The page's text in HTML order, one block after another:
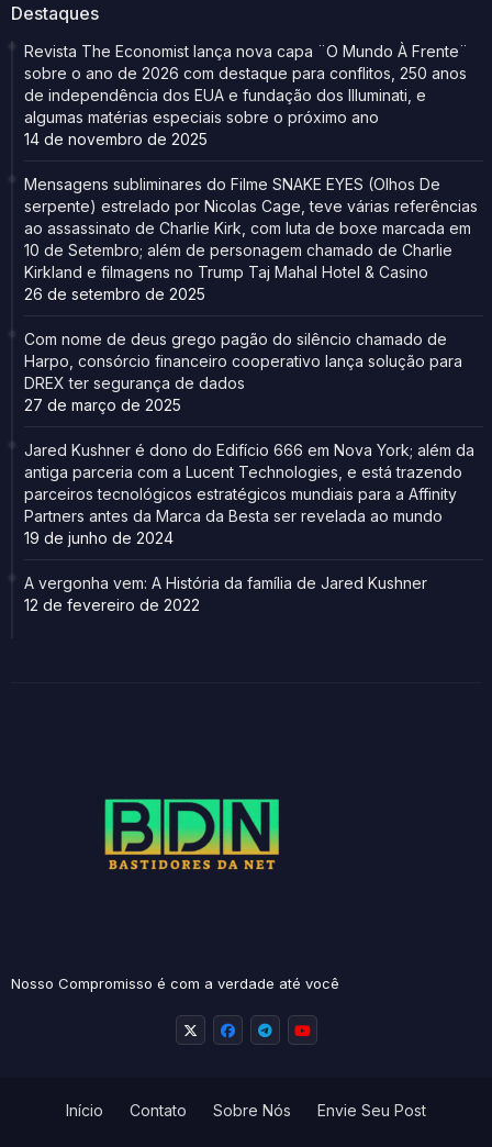
Destaques
Revista The Economist lança nova capa ¨O Mundo À Frente¨
sobre o ano de 2026 com destaque para conflitos, 250 anos
de independência dos EUA e fundação dos Illuminati, e
algumas matérias especiais sobre o próximo ano
14 de novembro de 2025
Mensagens subliminares do Filme SNAKE EYES (Olhos De
serpente) estrelado por Nicolas Cage, teve várias referências
ao assassinato de Charlie Kirk, com luta de boxe marcada em
10 de Setembro; além de personagem chamado de Charlie
Kirkland e filmagens no Trump Taj Mahal Hotel & Casino
26 de setembro de 2025
Com nome de deus grego pagão do silêncio chamado de
Harpo, consórcio financeiro cooperativo lança solução para
DREX ter segurança de dados
27 de março de 2025
Jared Kushner é dono do Edifício 666 em Nova York; além da
antiga parceria com a Lucent Technologies, e está trazendo
parceiros tecnológicos estratégicos mundiais para a Affinity
Partners antes da Marca da Besta ser revelada ao mundo
19 de junho de 2024
A vergonha vem: A História da família de Jared Kushner
12 de fevereiro de 2022
Nosso Compromisso é com a verdade até você
Início Contato Sobre Nós Envie Seu Post